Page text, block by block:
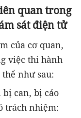
quan trong
sát điện tử
của cơ quan,
việc thi hành
như sau:
can, bị cáo
trách nhiệm: